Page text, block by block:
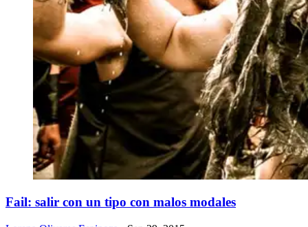
Fail: salir con un tipo con malos modales